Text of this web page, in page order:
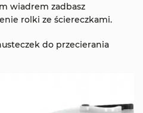
wiadrem zadbasz
rolki ze ściereczkami.
do przecierania